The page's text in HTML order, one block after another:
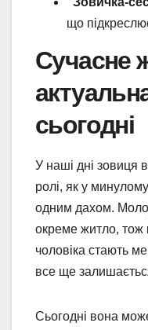
що
Сучасне
сьогодні
У наші дні зовиця
ролі, як у
одним дахом.
окреме житло, тож
чоловіка стають
все ще
Сьогодні вона